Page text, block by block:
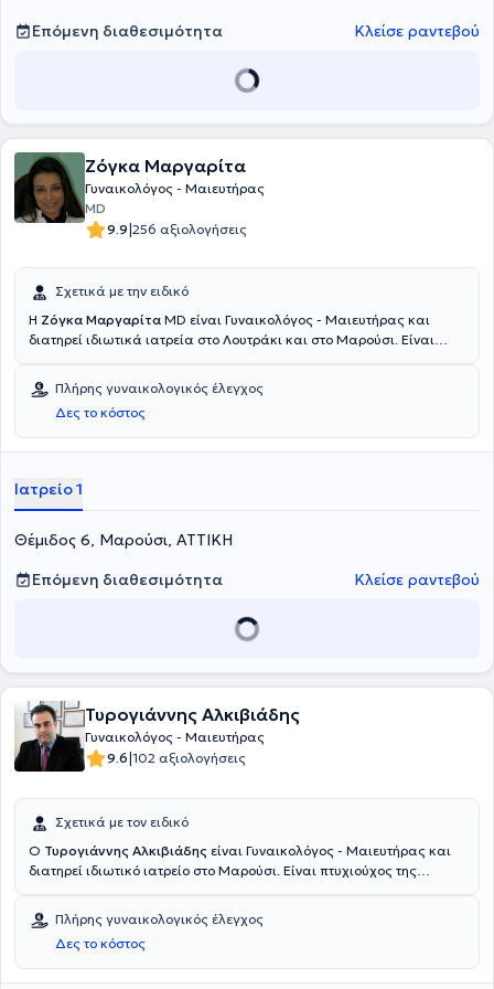
Επόμενη διαθεσιμότητα
Κλείσε ραντεβού
Ζόγκα Μαργαρίτα
Γυναικολόγος - Μαιευτήρας
MD
9.9|256 αξιολογήσεις
Σχετικά με την ειδικό
Η Ζόγκα Μαργαρίτα MD είναι Γυναικολόγος - Μαιευτήρας και
διατηρεί ιδιωτικά ιατρεία στο Λουτράκι και στο Μαρούσι. Είναι
Καποδιστριακού Πανεπιστημίου Αθηνών και είναι πτυχιούχος
Ιατρικής. Έχει ειδικευτεί στη Γυναικολογία στο Ειδικό Αντικαρκινικό
Νοσοκομείο Μεταξά και στη μαιευτική στο Γενικό Νοσοκομείο
Αθηνών "Αλεξάνδρα". Είναι εξειδικευμένη στην παθολογία του
παθολογία της κύησης, στην αντιμετώπιση των κονδυλωμάτων,
καθώς και στην κολποσκόπηση. Τέλος, η ιατρός μέχρι και σήμερα
"Ρέα", "Ιασώ" και "Λητώ".
Πλήρης γυναικολογικός έλεγχος
Δες το κόστος
Ιατρείο 1
Θέμιδος 6, Μαρούσι, ΑΤΤΙΚΗ
Επόμενη διαθεσιμότητα
Κλείσε ραντεβού
Τυρογιάννης Αλκιβιάδης
Γυναικολόγος - Μαιευτήρας
9.6|102 αξιολογήσεις
Σχετικά με τον ειδικό
Ο Τυρογιάννης Αλκιβιάδης είναι Γυναικολόγος - Μαιευτήρας και
διατηρεί ιδιωτικό ιατρείο στο Μαρούσι. Είναι πτυχιούχος της
Αθηνών και ειδικεύτηκε στη Γενική Χειρουργική στην 3η
Πανεπιστημιακή Χειρουργική Κλινική του Γενικού Νοσοκομείου
Νοσημάτων Θώρακος Αθηνών "Σωτηρία" και στη Μαιευτική -
Γυναικολογία στο Γενικό Νοσοκομείο Βόλου και στο Γενικό
Πλήρης γυναικολογικός έλεγχος
Δες το κόστος